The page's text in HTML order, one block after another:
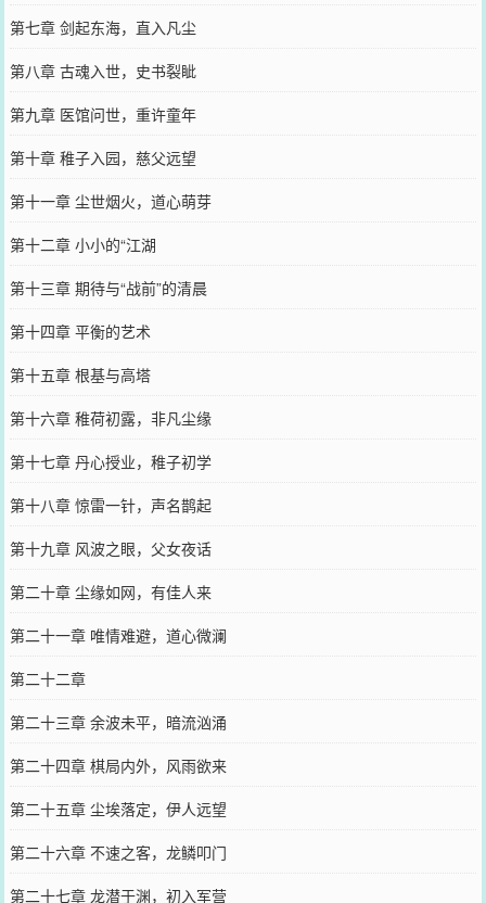
第七章 剑起东海，直入凡尘
第八章 古魂入世，史书裂眦
第九章 医馆问世，重许童年
第十章 稚子入园，慈父远望
第十一章 尘世烟火，道心萌芽
第十二章 小小的“江湖
第十三章 期待与“战前”的清晨
第十四章 平衡的艺术
第十五章 根基与高塔
第十六章 稚荷初露，非凡尘缘
第十七章 丹心授业，稚子初学
第十八章 惊雷一针，声名鹊起
第十九章 风波之眼，父女夜话
第二十章 尘缘如网，有佳人来
第二十一章 唯情难避，道心微澜
第二十二章
第二十三章 余波未平，暗流汹涌
第二十四章 棋局内外，风雨欲来
第二十五章 尘埃落定，伊人远望
第二十六章 不速之客，龙鳞叩门
第二十七章 龙潜于渊，初入军营